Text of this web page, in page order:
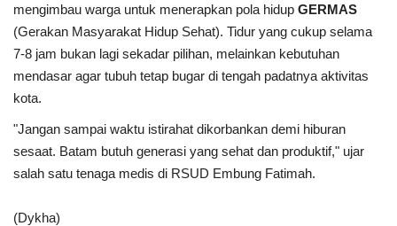
mengimbau warga untuk menerapkan pola hidup GERMAS
(Gerakan Masyarakat Hidup Sehat). Tidur yang cukup selama
7-8 jam bukan lagi sekadar pilihan, melainkan kebutuhan
mendasar agar tubuh tetap bugar di tengah padatnya aktivitas
kota.
"Jangan sampai waktu istirahat dikorbankan demi hiburan
sesaat. Batam butuh generasi yang sehat dan produktif," ujar
salah satu tenaga medis di RSUD Embung Fatimah.
(Dykha)